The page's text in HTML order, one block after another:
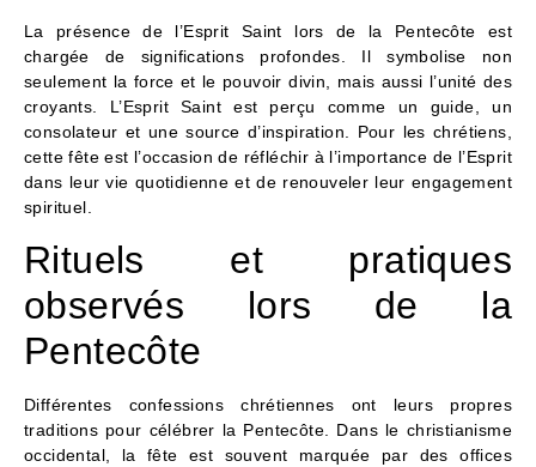
La présence de l’Esprit Saint lors de la Pentecôte est
chargée de significations profondes. Il symbolise non
seulement la force et le pouvoir divin, mais aussi l’unité des
croyants. L’Esprit Saint est perçu comme un guide, un
consolateur et une source d’inspiration. Pour les chrétiens,
cette fête est l’occasion de réfléchir à l’importance de l’Esprit
dans leur vie quotidienne et de renouveler leur engagement
spirituel.
Rituels et pratiques
observés lors de la
Pentecôte
Différentes confessions chrétiennes ont leurs propres
traditions pour célébrer la Pentecôte. Dans le christianisme
occidental, la fête est souvent marquée par des offices